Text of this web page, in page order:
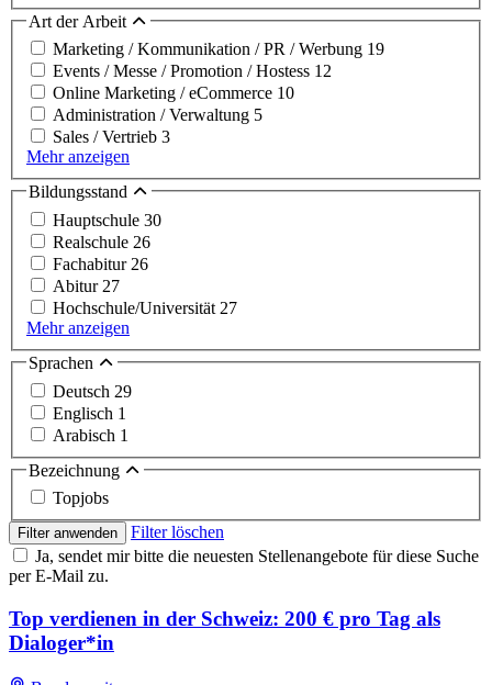
Art der Arbeit
Marketing / Kommunikation / PR / Werbung 19
Events / Messe / Promotion / Hostess 12
Online Marketing / eCommerce 10
Administration / Verwaltung 5
Sales / Vertrieb 3
Mehr anzeigen
Bildungsstand
Hauptschule 30
Realschule 26
Fachabitur 26
Abitur 27
Hochschule/Universität 27
Mehr anzeigen
Sprachen
Deutsch 29
Englisch 1
Arabisch 1
Bezeichnung
Topjobs
Filter anwenden
Filter löschen
Ja, sendet mir bitte die neuesten Stellenangebote für diese Suche
per E-Mail zu.
Top verdienen in der Schweiz: 200 € pro Tag als
Dialoger*in